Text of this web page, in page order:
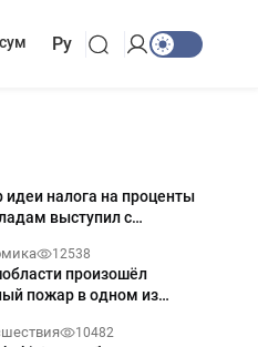
Ру
идеи налога на проценты
выступил с
12538
произошёл
пожар в одном из
10482